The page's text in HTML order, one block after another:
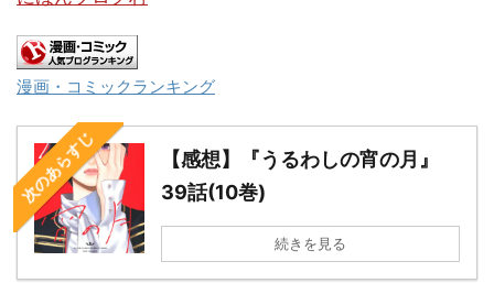
漫画・コミックランキング
次のあらすじ
【感想】『うるわしの宵の月』
39話(10巻)
続きを見る